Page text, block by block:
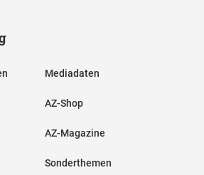
Mediadaten
AZ-Shop
AZ-Magazine
Sonderthemen